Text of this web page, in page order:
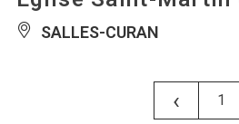
SALLES-CURAN
‹ 1